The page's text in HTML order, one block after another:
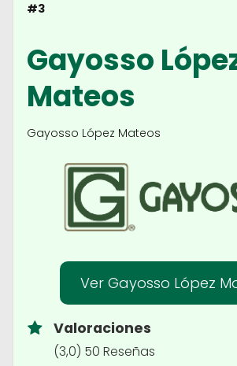
#3
Gayosso
Mateos
Gayosso López Mateos
Ver Gayosso López
Valoraciones
(3,0) 50 Reseñas